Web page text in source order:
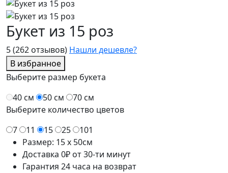
5(262 отзывов) Нашли дешевле?
В избранное
Букет из 15 роз
Выберите размер букета
40 см
50 см
70 см
Выберите количество цветов
7
11 15 25
101
Размер: 15 x 50см
Доставка 0₽ от 30-ти минут
Гарантия 24 часа на возврат